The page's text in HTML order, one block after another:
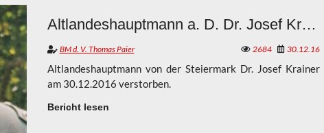
Altlandeshauptmann a. D. Dr. Josef Krainer verstorben
BM d. V. Thomas Paier 2684 30.12.16
Altlandeshauptmann von der Steiermark Dr. Josef Krainer
am 30.12.2016 verstorben.
Bericht lesen